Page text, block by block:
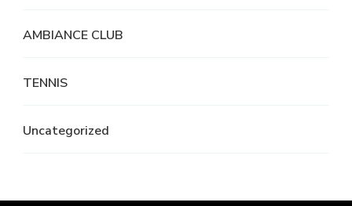
AMBIANCE CLUB
TENNIS
Uncategorized